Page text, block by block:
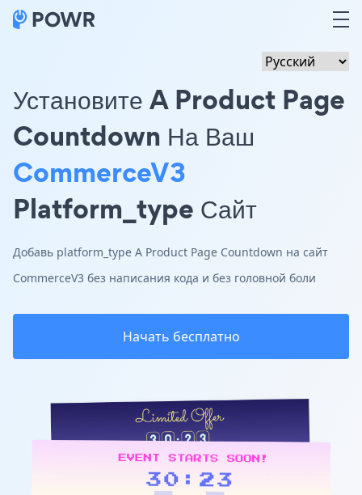
Установите A Product Page
Countdown На Ваш
CommerceV3
Platform_type Сайт
Добавь platform_type A Product Page Countdown на сайт
CommerceV3 без написания кода и без головной боли
Начать бесплатно